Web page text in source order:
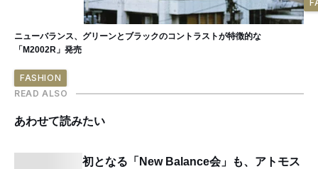
ニューバランス、グリーンとブラックのコントラストが特徴的な
「M2002R」発売
FASHION
READ ALSO
あわせて読みたい
初となる「New Balance会」も、アトモス